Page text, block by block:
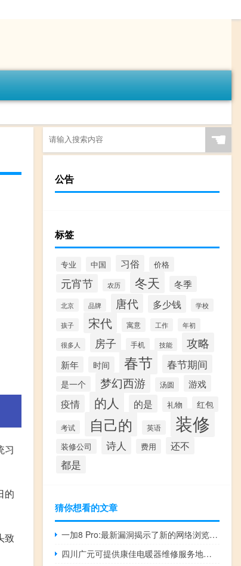
习
的
致
☚
公告
标签
专业 中国 习俗 价格
元宵节 农历 冬天 冬季
北京 品牌 唐代 多少钱 学校
孩子 宋代 寓意 工作 年初
很多人 房子 手机 技能 攻略
新年 时间 春节 春节期间
是一个 梦幻西游 汤圆 游戏
疫情 的人 的是 礼物 红包
考试 自己的 英语 装修
装修公司 诗人 费用 还不
都是
猜你想看的文章
一加8 Pro:最新漏洞揭示了新的网络浏览器和壁纸的显示设计
四川广元可提供康佳电暖器维修服务地址在哪